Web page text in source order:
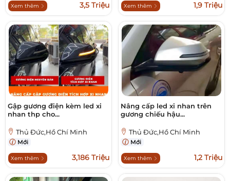
Xem thêm 3,5 Triệu Xem thêm 1,9 Triệu
Gập gương điện kèm led xi
nhan thp cho...
Thủ Đức,Hồ Chí Minh
Mới
Xem thêm 3,186 Triệu
Nâng cấp led xi nhan trên
gương chiếu hậu...
Thủ Đức,Hồ Chí Minh
Mới
Xem thêm 1,2 Triệu